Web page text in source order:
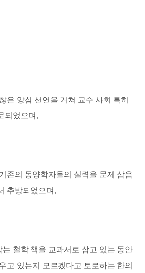
은 양심 선언을 거쳐 교수 사회 특히
되었으며,
존의 동양학자들의 실력을 문제 삼음
추방되었으며,
는 철학 책을 교과서로 삼고 있는 동안
고 있는지 모르겠다고 토로하는 한의